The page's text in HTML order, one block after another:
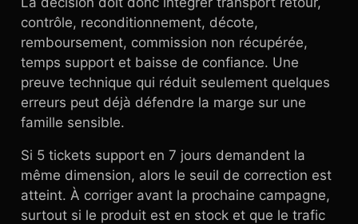
contrôle, reconditionnement, décote,
remboursement, commission non récupérée,
temps support et baisse de confiance. Une
preuve technique qui réduit seulement quelques
erreurs peut déjà défendre la marge sur une
famille sensible.
Si 5 tickets support en 7 jours demandent la
même dimension, alors le seuil de correction est
atteint. À corriger avant la prochaine campagne,
surtout si le produit est en stock et que le trafic